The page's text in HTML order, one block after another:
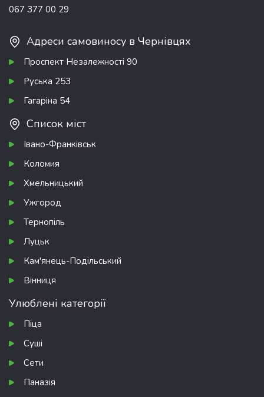
067 377 00 29
Адреси самовиносу в Чернівцях
Проспект Незалежності 90
Руська 253
Гагаріна 54
Список міст
Івано-Франківськ
Коломия
Хмельницький
Ужгород
Тернопіль
Луцьк
Кам'янець-Подільський
Вінниця
Улюблені категорії
Піца
Суші
Сети
Паназія